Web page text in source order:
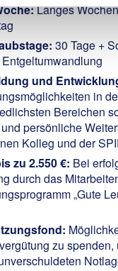
Langes
30 Tage +
und
in
Bereichen
persönliche
Kolleg und der
zu 2.550 €: Bei
durch das
„Gute
zu